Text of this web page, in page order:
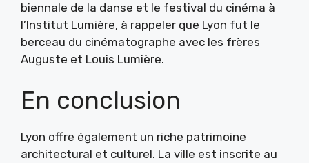
biennale de la danse et le festival du cinéma à
l’Institut Lumière, à rappeler que Lyon fut le
berceau du cinématographe avec les frères
Auguste et Louis Lumière.
En conclusion
Lyon offre également un riche patrimoine
architectural et culturel. La ville est inscrite au